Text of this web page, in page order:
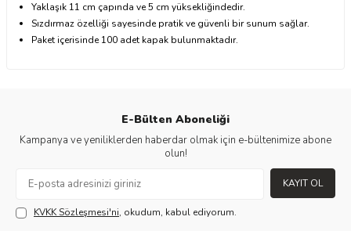
Yaklaşık 11 cm çapında ve 5 cm yüksekliğindedir.
Sızdırmaz özelliği sayesinde pratik ve güvenli bir sunum sağlar.
Paket içerisinde 100 adet kapak bulunmaktadır.
E-Bülten Aboneliği
Kampanya ve yeniliklerden haberdar olmak için e-bültenimize abone
olun!
KAYIT OL
KVKK Sözleşmesi'ni, okudum, kabul ediyorum.